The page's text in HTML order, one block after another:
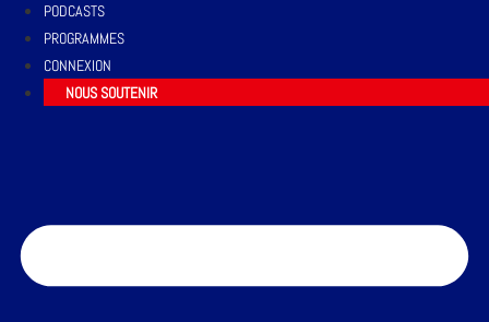
PODCASTS
PROGRAMMES
CONNEXION
NOUS SOUTENIR